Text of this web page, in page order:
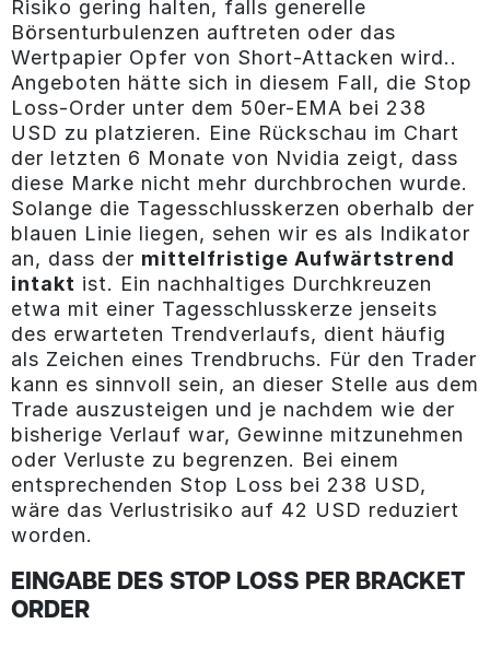
Risiko gering halten, falls generelle
Börsenturbulenzen auftreten oder das
Wertpapier Opfer von Short-Attacken wird..
Angeboten hätte sich in diesem Fall, die Stop
Loss-Order unter dem 50er-EMA bei 238
USD zu platzieren. Eine Rückschau im Chart
der letzten 6 Monate von Nvidia zeigt, dass
diese Marke nicht mehr durchbrochen wurde.
Solange die Tagesschlusskerzen oberhalb der
blauen Linie liegen, sehen wir es als Indikator
an, dass der mittelfristige Aufwärtstrend
intakt ist. Ein nachhaltiges Durchkreuzen
etwa mit einer Tagesschlusskerze jenseits
des erwarteten Trendverlaufs, dient häufig
als Zeichen eines Trendbruchs. Für den Trader
kann es sinnvoll sein, an dieser Stelle aus dem
Trade auszusteigen und je nachdem wie der
bisherige Verlauf war, Gewinne mitzunehmen
oder Verluste zu begrenzen. Bei einem
entsprechenden Stop Loss bei 238 USD,
wäre das Verlustrisiko auf 42 USD reduziert
worden.
EINGABE DES STOP LOSS PER BRACKET
ORDER